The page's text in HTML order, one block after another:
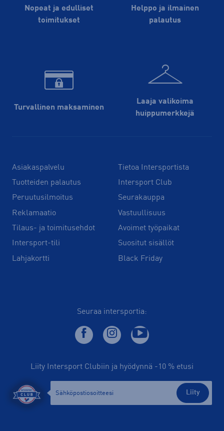
Nopeat ja edulliset
toimitukset
Helppo ja ilmainen
palautus
Turvallinen maksaminen
Laaja valikoima
huippu­merkkejä
Asiakaspalvelu
Tuotteiden palautus
Peruutusilmoitus
Reklamaatio
Tilaus- ja toimitusehdot
Intersport-tili
Lahjakortti
Tietoa Intersportista
Intersport Club
Seurakauppa
Vastuullisuus
Avoimet työpaikat
Suositut sisällöt
Black Friday
Seuraa intersportia:
Liity Intersport Clubiin ja hyödynnä -10 % etusi
Liity